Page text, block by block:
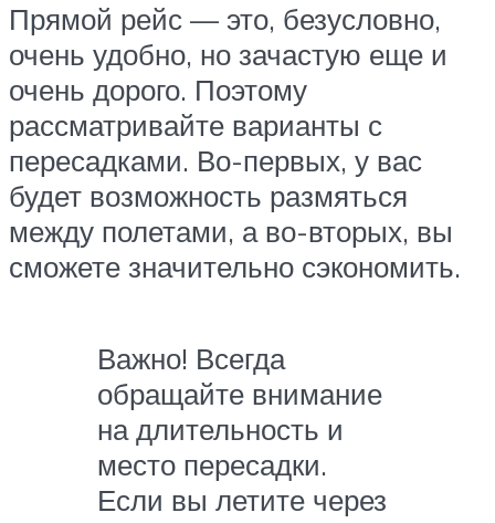
Прямой рейс — это, безусловно,
очень удобно, но зачастую еще и
очень дорого. Поэтому
рассматривайте варианты с
пересадками. Во-первых, у вас
будет возможность размяться
между полетами, а во-вторых, вы
сможете значительно сэкономить.
Важно! Всегда
обращайте внимание
на длительность и
место пересадки.
Если вы летите через